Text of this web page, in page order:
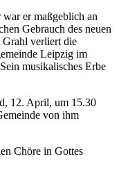
er maßgeblich an
Gebrauch des neuen
verliert die
Leipzig im
musikalisches Erbe
12. April, um 15.30
von ihm
Chöre in Gottes